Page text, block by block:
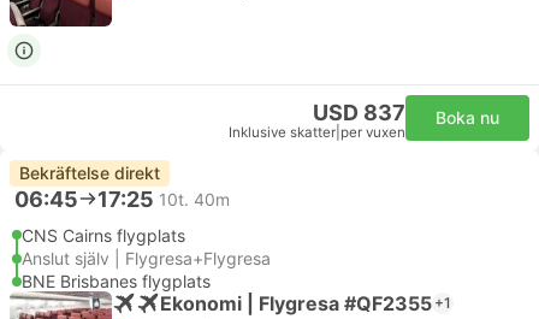
USD 837
Inklusive skatter per vuxen
Boka nu
Bekräftelse direkt
06:45 17:25 10t. 40m
CNS Cairns flygplats
Anslut själv | Flygresa+Flygresa
BNE Brisbanes flygplats
Ekonomi | Flygresa #QF2355 +1